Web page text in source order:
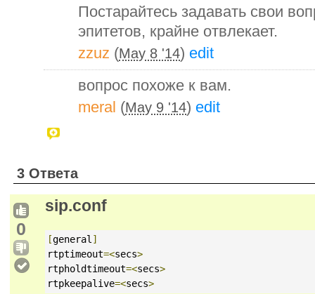
Постарайтесь задавать свои
эпитетов, крайне отвлекает.
zzuz (May 8 '14) edit
вопрос похоже к вам.
meral (May 9 '14) edit
3 Ответа
0
sip.conf
[general ]
rtptimeout=<secs>
rtpholdtimeout=<secs>
rtpkeepalive=<secs>